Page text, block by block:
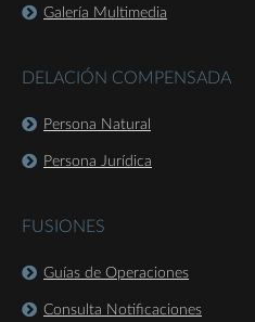
Galería Multimedia
DELACIÓN COMPENSADA
Persona Natural
Persona Jurídica
FUSIONES
Guías de Operaciones
Consulta Notificaciones